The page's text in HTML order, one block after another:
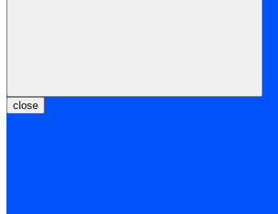
close